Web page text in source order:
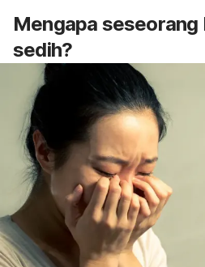
Mengapa seseorang
sedih?